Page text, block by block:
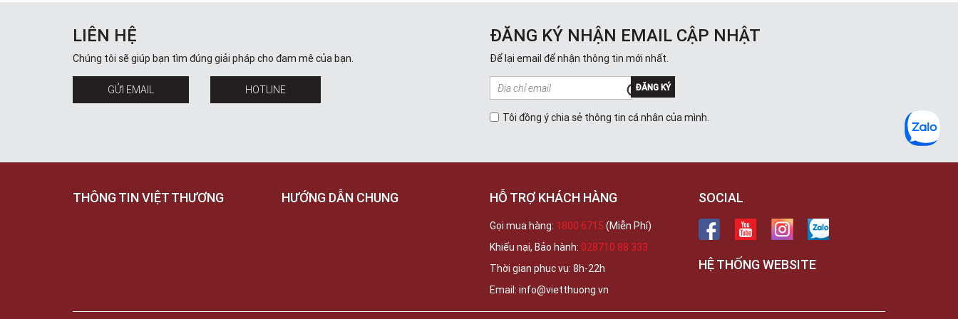
LIÊN HỆ
Chúng tôi sẽ giúp bạn tìm đúng giải pháp cho đam mê của bạn.
GỬI EMAIL HOTLINE
ĐĂNG KÝ NHẬN EMAIL CẬP NHẬT
Để lại email để nhận thông tin mới nhất.
ĐĂNG KÝ
Tôi đồng ý chia sẻ thông tin cá nhân của mình.
THÔNG TIN VIỆT THƯƠNG HƯỚNG DẪN CHUNG HỖ TRỢ KHÁCH HÀNG
Gọi mua hàng: 1800 6715 (Miễn Phí)
Khiếu nại, Bảo hành: 028710 88 333
Thời gian phục vụ: 8h-22h
Email: info@vietthuong.vn
SOCIAL
HỆ THỐNG WEBSITE